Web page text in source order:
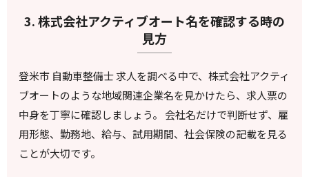
3. 株式会社アクティブオート名を確認する時の
見方
登米市 自動車整備士 求人を調べる中で、株式会社アクティ
ブオートのような地域関連企業名を見かけたら、求人票の
中身を丁寧に確認しましょう。 会社名だけで判断せず、雇
用形態、勤務地、給与、試用期間、社会保険の記載を見る
ことが大切です。